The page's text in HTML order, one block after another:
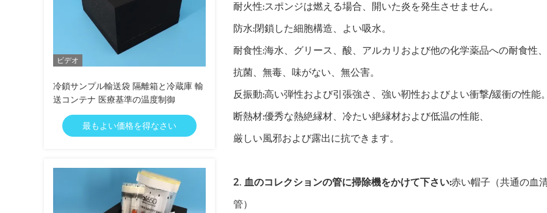
ビデオ
冷鎖サンプル輸送袋 隔離箱と冷蔵庫 輸
送コンテナ 医療基準の温度制御
最もよい価格を得なさい
耐火性:スポンジは燃える場合、開いた炎を発生させません。
防水:閉鎖した細胞構造、よい吸水。
耐食性:海水、グリース、酸、アルカリおよび他の化学薬品への耐食性、
抗菌、無毒、味がない、無公害。
反振動:高い弾性および引張強さ、強い靭性およびよい衝撃/緩衝の性能。
断熱材:優秀な熱絶縁材、冷たい絶縁材および低温の性能、
厳しい風邪および露出に抗できます。
2. 血のコレクションの管に掃除機をかけて下さい:赤い帽子（共通の血
管）